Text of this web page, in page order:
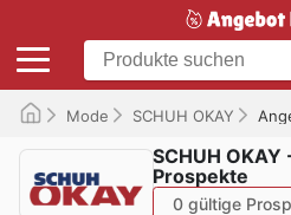
Mode SCHUH OKAY
SCHUH
Prospekte
0 gültige